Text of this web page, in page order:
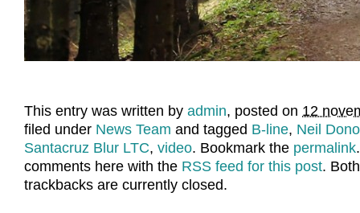
This entry was written by admin, posted on 12
filed under News Team and tagged B-line, Neil
Santacruz Blur LTC, video. Bookmark the permalink
comments here with the RSS feed for this post.
trackbacks are currently closed.